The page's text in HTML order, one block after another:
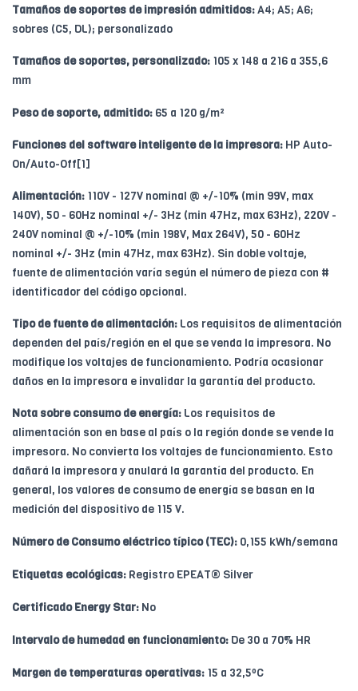
Tamaños de soportes de impresión admitidos:A4; A5; A6;
sobres (C5, DL); personalizado
Tamaños de soportes, personalizado: 105 x 148 a 216 a 355,6
mm
Peso de soporte, admitido: 65 a 120 g/m²
Funciones del software inteligente de la impresora: HP Auto-
On/Auto-Off[1]
Alimentación: 110V - 127V nominal @ +/-10% (min 99V, max
140V), 50 - 60Hz nominal +/- 3Hz (min 47Hz, max 63Hz), 220V -
240V nominal @ +/-10% (min 198V, Max 264V), 50 - 60Hz
nominal +/- 3Hz (min 47Hz, max 63Hz). Sin doble voltaje,
fuente de alimentación varía según el número de pieza con #
identificador del código opcional.
Tipo de fuente de alimentación: Los requisitos de alimentación
dependen del país/región en el que se venda la impresora. No
modifique los voltajes de funcionamiento. Podría ocasionar
daños en la impresora e invalidar la garantía del producto.
Nota sobre consumo de energía: Los requisitos de
alimentación son en base al país o la región donde se vende la
impresora. No convierta los voltajes de funcionamiento. Esto
dañará la impresora y anulará la garantía del producto. En
general, los valores de consumo de energía se basan en la
medición del dispositivo de 115 V.
Número de Consumo eléctrico típico (TEC): 0,155 kWh/semana
Etiquetas ecológicas: Registro EPEAT® Silver
Certificado Energy Star: No
Intervalo de humedad en funcionamiento: De 30 a 70% HR
Margen de temperaturas operativas: 15 a 32,5ºC